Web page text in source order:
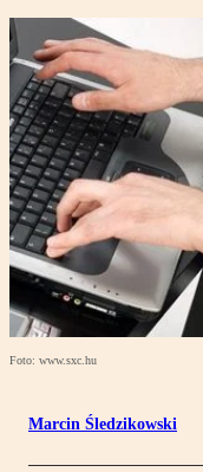
Foto: www.sxc.hu
Marcin Śledzikowski